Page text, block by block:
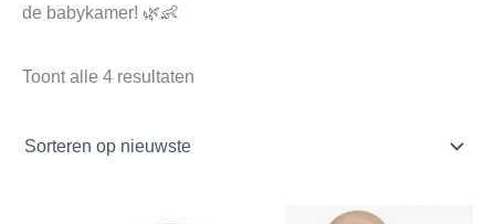
de babykamer! 🌿👶
Toont alle 4 resultaten
Oorspronkelijke
Huidige